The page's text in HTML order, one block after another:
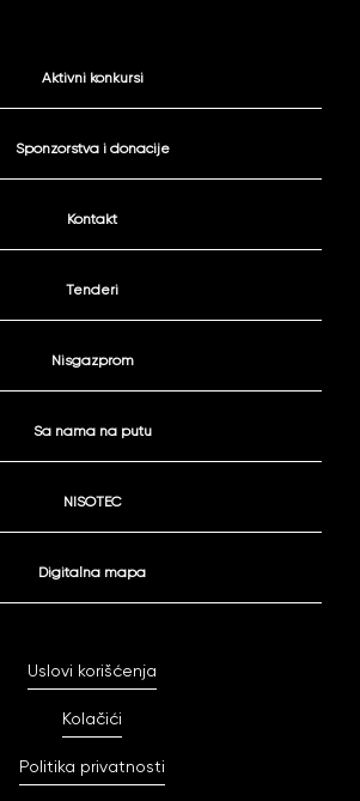
Aktivni konkursi
Sponzorstva i donacije
Kontakt
Tenderi
Nisgazprom
Sa nama na putu
NISOTEC
Digitalna mapa
Uslovi korišćenja
Kolačići
Politika privatnosti